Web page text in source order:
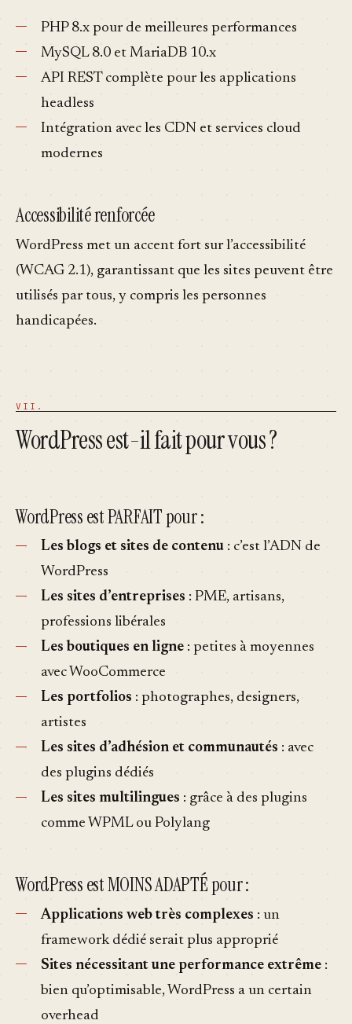
PHP 8.x pour de meilleures performances
MySQL 8.0 et MariaDB 10.x
API REST complète pour les applications
headless
Intégration avec les CDN et services cloud
modernes
Accessibilité renforcée
WordPress met un accent fort sur l’accessibilité
(WCAG 2.1), garantissant que les sites peuvent être
utilisés par tous, y compris les personnes
handicapées.
WordPress est-il fait pour vous ?
WordPress est PARFAIT pour :
Les blogs et sites de contenu : c’est l’ADN de
WordPress
Les sites d’entreprises : PME, artisans,
professions libérales
Les boutiques en ligne : petites à moyennes
avec WooCommerce
Les portfolios : photographes, designers,
artistes
Les sites d’adhésion et communautés : avec
des plugins dédiés
Les sites multilingues : grâce à des plugins
comme WPML ou Polylang
WordPress est MOINS ADAPTÉ pour :
Applications web très complexes : un
framework dédié serait plus approprié
Sites nécessitant une performance extrême :
bien qu’optimisable, WordPress a un certain
overhead